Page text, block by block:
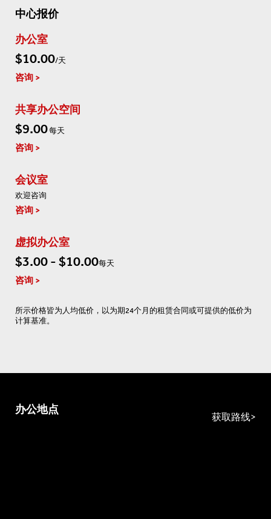
中心报价
办公室
$10.00/天
咨询
共享办公空间
$9.00每天
咨询
会议室
欢迎咨询
咨询
虚拟办公室
$3.00 - $10.00每天
咨询
所示价格皆为人均低价，以为期24个月的租赁合同或可提供的低价为
计算基准。
办公地点
获取路线